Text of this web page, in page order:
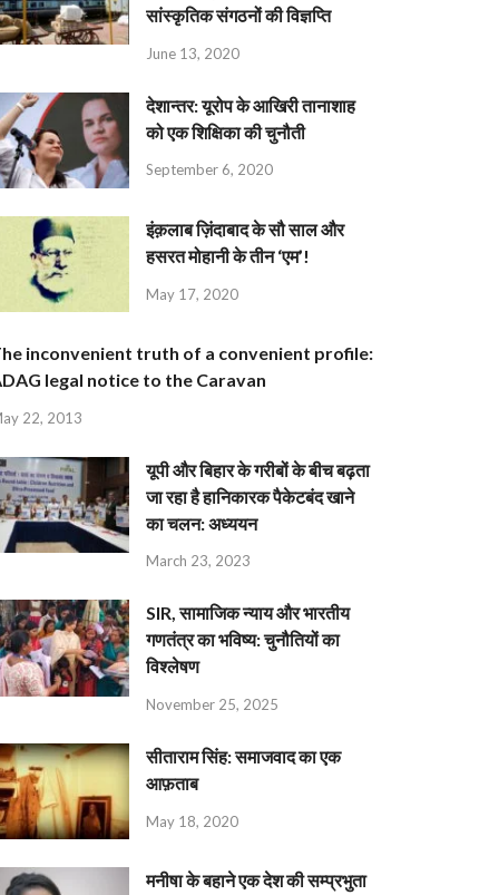
सांस्कृतिक संगठनों की विज्ञप्ति
June 13, 2020
देशान्‍तर: यूरोप के आखिरी तानाशाह
को एक शिक्षिका की चुनौती
September 6, 2020
इंक़लाब ज़िंदाबाद के सौ साल और
हसरत मोहानी के तीन ‘एम’!
May 17, 2020
inconvenient truth of a convenient profile:
legal notice to the Caravan
22, 2013
यूपी और बिहार के गरीबों के बीच बढ़ता
जा रहा है हानिकारक पैकेटबंद खाने
का चलन: अध्ययन
March 23, 2023
SIR, सामाजिक न्याय और भारतीय
गणतंत्र का भविष्य: चुनौतियों का
विश्लेषण
November 25, 2025
सीताराम सिंह: समाजवाद का एक
आफ़ताब
May 18, 2020
मनीषा के बहाने एक देश की सम्प्रभुता